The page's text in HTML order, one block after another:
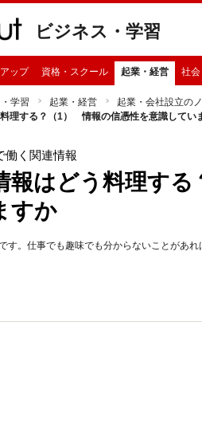
ビジネス・学習
ップ 資格・スクール 起業・経営 社会
学習 起業・経営 起業・会社設立の
理する？（1） 情報の信憑性を意識してい
働く関連情報
報はどう料理す
すか
す。仕事でも趣味でも分からないことがあ